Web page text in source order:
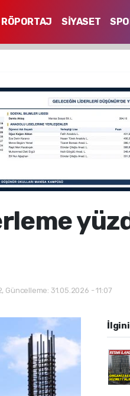
SİYASET
Güncelleme: 31.05.2026 - 11:07